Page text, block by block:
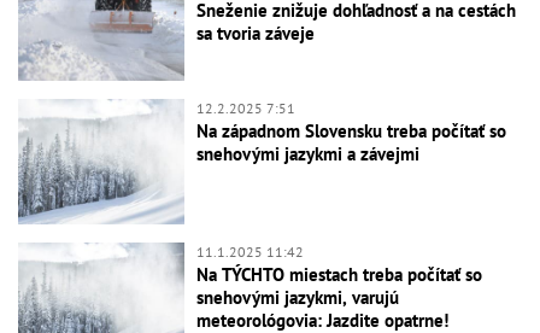
Sneženie znižuje dohľadnosť a na cestách
sa tvoria záveje
12.2.2025 7:51
Na západnom Slovensku treba počítať so
snehovými jazykmi a závejmi
11.1.2025 11:42
Na TÝCHTO miestach treba počítať so
snehovými jazykmi, varujú
meteorológovia: Jazdite opatrne!